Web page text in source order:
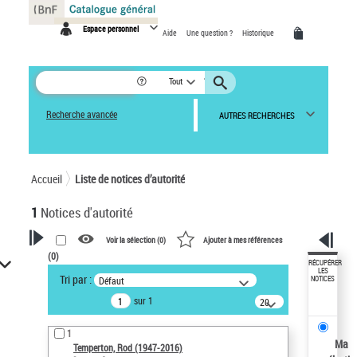
Espace personnel Aide Une question ? Historique
Tout
Recherche avancée AUTRES RECHERCHES
Accueil Liste de notices d’autorité
1 Notices d'autorité
VOTRE RECHERCHE
Recherche avancée dans les
notices d’autorité
Œuvres liées à l'auteur :
Temperton, Rod (1947-2016)
Voir la sélection (0) Ajouter à mes références
(0)
Tri par : Défaut
sur 1
20
résultats/page
1
Temperton, Rod (1947-2016)
RÉCUPÉRER
LES
NOTICES
Ma
Panneau de gestion des cookies